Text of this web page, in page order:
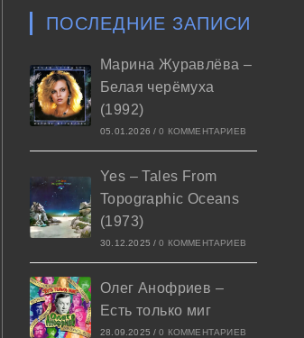
ПОСЛЕДНИЕ ЗАПИСИ
Марина Журавлёва –
Белая черёмуха
(1992)
05.01.2026 / 0 КОММЕНТАРИЕВ
Yes – Tales From
Topographic Oceans
(1973)
30.12.2025 / 0 КОММЕНТАРИЕВ
Олег Анофриев –
Есть только миг
28.09.2025 / 0 КОММЕНТАРИЕВ